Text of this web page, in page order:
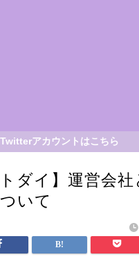
Twitterアカウントはこちら
トダイ】運営会
いて